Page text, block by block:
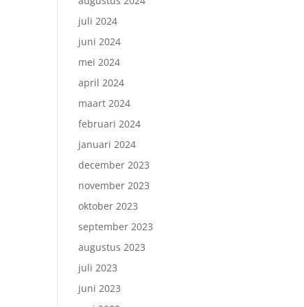
juli 2024
juni 2024
mei 2024
april 2024
maart 2024
februari 2024
januari 2024
december 2023
november 2023
oktober 2023
september 2023
augustus 2023
juli 2023
juni 2023